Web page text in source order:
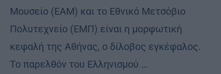
Μουσείο (ΕΑΜ) και το Εθνικό Μετσόβιο
Πολυτεχνείο (ΕΜΠ) είναι η μορφωτική
κεφαλή της Αθήνας, ο δίλοβος εγκέφαλος.
Το παρελθόν του Ελληνισμού …